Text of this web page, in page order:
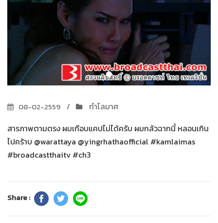
08-02-2559
กำไลมาศ
สารภาพตามตรง ผมเกือบแคปไม่ได้ครับ ผมกลัวฉากนี้ หลอนเกิน
ไปคร้าบ @warattaya @yingrhathaofficial #kamlaimas
#broadcastthaitv #ch3
Share :